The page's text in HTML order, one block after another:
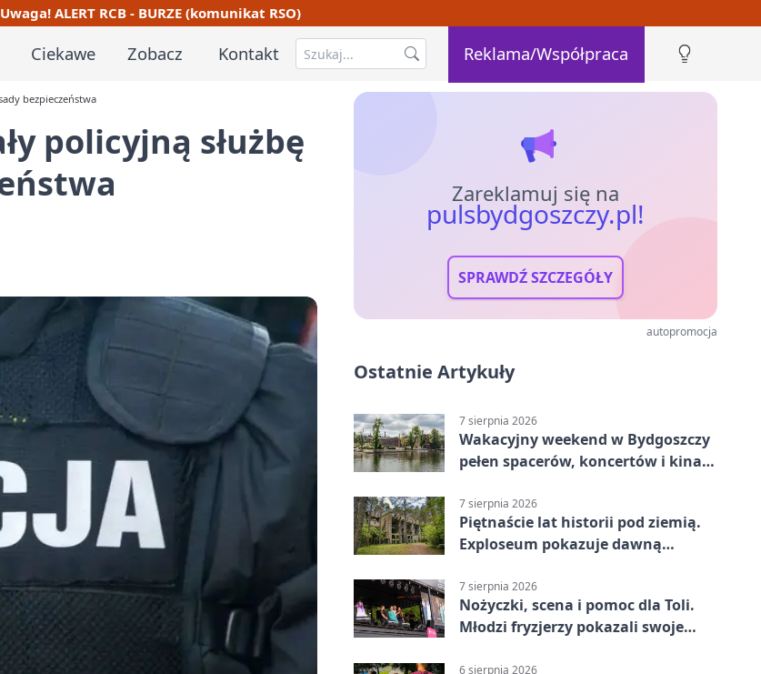
Uwaga! ALERT RCB - BURZE (komunikat RSO)
Ciekawe Zobacz Kontakt Reklama/Współpraca
bezpieczeństwa
policyjną służbę
Zareklamuj się na
pulsbydgoszczy.pl!
SPRAWDŹ SZCZEGÓŁY
autopromocja
Ostatnie Artykuły
7 sierpnia 2026
Wakacyjny weekend w Bydgoszczy
pełen spacerów, koncertów i kina
7 sierpnia 2026
Piętnaście lat historii pod ziemią.
Exploseum pokazuje dawną
7 sierpnia 2026
Nożyczki, scena i pomoc dla Toli.
Młodzi fryzjerzy pokazali swoje
6 sierpnia 2026